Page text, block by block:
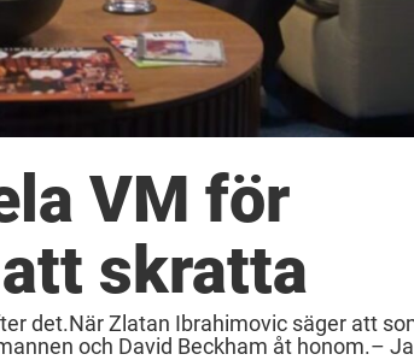
VM för
skratta
det.När Zlatan Ibrahimovic säger att
och David Beckham åt honom.–